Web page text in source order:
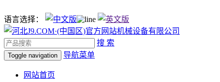
语言选择：
搜 索
Toggle navigation 导航菜单
网站首页